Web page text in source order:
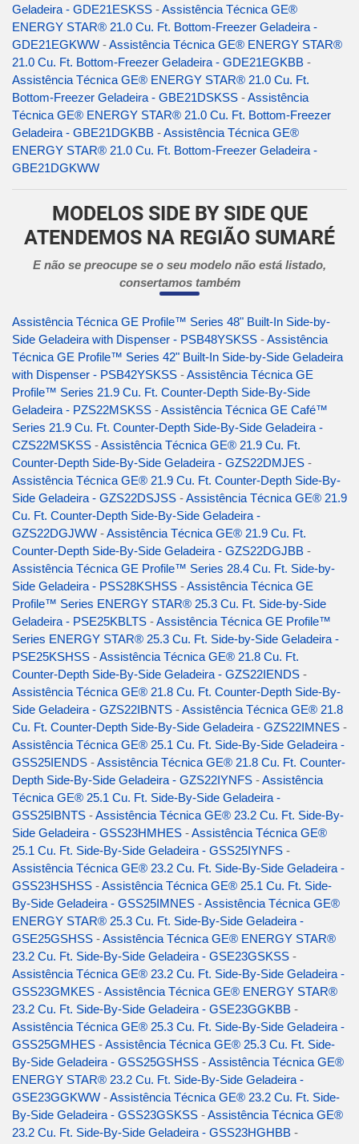
Geladeira - GDE21ESKSS -Assistência Técnica GE®
ENERGY STAR® 21.0 Cu. Ft. Bottom-Freezer Geladeira -
GDE21EGKWW -Assistência Técnica GE® ENERGY STAR®
21.0 Cu. Ft. Bottom-Freezer Geladeira - GDE21EGKBB -
Assistência Técnica GE® ENERGY STAR® 21.0 Cu. Ft.
Bottom-Freezer Geladeira - GBE21DSKSS -Assistência
Técnica GE® ENERGY STAR® 21.0 Cu. Ft. Bottom-Freezer
Geladeira - GBE21DGKBB -Assistência Técnica GE®
ENERGY STAR® 21.0 Cu. Ft. Bottom-Freezer Geladeira -
GBE21DGKWW
MODELOS SIDE BY SIDE QUE
ATENDEMOS NA REGIÃO SUMARÉ
E não se preocupe se o seu modelo não está listado,
consertamos também
Assistência Técnica GE Profile™ Series 48" Built-In Side-by-
Side Geladeira with Dispenser - PSB48YSKSS -Assistência
Técnica GE Profile™ Series 42" Built-In Side-by-Side Geladeira
with Dispenser - PSB42YSKSS -Assistência Técnica GE
Profile™ Series 21.9 Cu. Ft. Counter-Depth Side-By-Side
Geladeira - PZS22MSKSS -Assistência Técnica GE Café™
Series 21.9 Cu. Ft. Counter-Depth Side-By-Side Geladeira -
CZS22MSKSS -Assistência Técnica GE® 21.9 Cu. Ft.
Counter-Depth Side-By-Side Geladeira - GZS22DMJES -
Assistência Técnica GE® 21.9 Cu. Ft. Counter-Depth Side-By-
Side Geladeira - GZS22DSJSS -Assistência Técnica GE® 21.9
Cu. Ft. Counter-Depth Side-By-Side Geladeira -
GZS22DGJWW -Assistência Técnica GE® 21.9 Cu. Ft.
Counter-Depth Side-By-Side Geladeira - GZS22DGJBB -
Assistência Técnica GE Profile™ Series 28.4 Cu. Ft. Side-by-
Side Geladeira - PSS28KSHSS -Assistência Técnica GE
Profile™ Series ENERGY STAR® 25.3 Cu. Ft. Side-by-Side
Geladeira - PSE25KBLTS -Assistência Técnica GE Profile™
Series ENERGY STAR® 25.3 Cu. Ft. Side-by-Side Geladeira -
PSE25KSHSS -Assistência Técnica GE® 21.8 Cu. Ft.
Counter-Depth Side-By-Side Geladeira - GZS22IENDS -
Assistência Técnica GE® 21.8 Cu. Ft. Counter-Depth Side-By-
Side Geladeira - GZS22IBNTS -Assistência Técnica GE® 21.8
Cu. Ft. Counter-Depth Side-By-Side Geladeira - GZS22IMNES -
Assistência Técnica GE® 25.1 Cu. Ft. Side-By-Side Geladeira -
GSS25IENDS -Assistência Técnica GE® 21.8 Cu. Ft. Counter-
Depth Side-By-Side Geladeira - GZS22IYNFS -Assistência
Técnica GE® 25.1 Cu. Ft. Side-By-Side Geladeira -
GSS25IBNTS -Assistência Técnica GE® 23.2 Cu. Ft. Side-By-
Side Geladeira - GSS23HMHES -Assistência Técnica GE®
25.1 Cu. Ft. Side-By-Side Geladeira - GSS25IYNFS -
Assistência Técnica GE® 23.2 Cu. Ft. Side-By-Side Geladeira -
GSS23HSHSS -Assistência Técnica GE® 25.1 Cu. Ft. Side-
By-Side Geladeira - GSS25IMNES -Assistência Técnica GE®
ENERGY STAR® 25.3 Cu. Ft. Side-By-Side Geladeira -
GSE25GSHSS -Assistência Técnica GE® ENERGY STAR®
23.2 Cu. Ft. Side-By-Side Geladeira - GSE23GSKSS -
Assistência Técnica GE® 23.2 Cu. Ft. Side-By-Side Geladeira -
GSS23GMKES -Assistência Técnica GE® ENERGY STAR®
23.2 Cu. Ft. Side-By-Side Geladeira - GSE23GGKBB -
Assistência Técnica GE® 25.3 Cu. Ft. Side-By-Side Geladeira -
GSS25GMHES -Assistência Técnica GE® 25.3 Cu. Ft. Side-
By-Side Geladeira - GSS25GSHSS -Assistência Técnica GE®
ENERGY STAR® 23.2 Cu. Ft. Side-By-Side Geladeira -
GSE23GGKWW -Assistência Técnica GE® 23.2 Cu. Ft. Side-
By-Side Geladeira - GSS23GSKSS -Assistência Técnica GE®
23.2 Cu. Ft. Side-By-Side Geladeira - GSS23HGHBB -